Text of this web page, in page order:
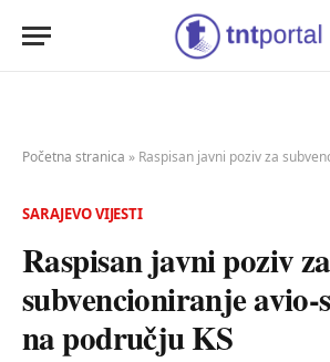
Početna stranica » Raspisan javni poziv za subvencioniranje
SARAJEVO VIJESTI
Raspisan javni poziv za
subvencioniranje
na području KS